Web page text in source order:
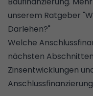
unserem Ratgeber "
Darlehen?"
Welche
nächsten
Zinsentwicklungen